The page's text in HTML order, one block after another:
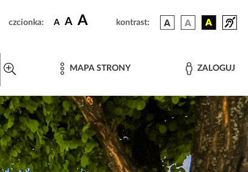
czcionka: A A A kontrast:
MAPA STRONY ZALOGUJ